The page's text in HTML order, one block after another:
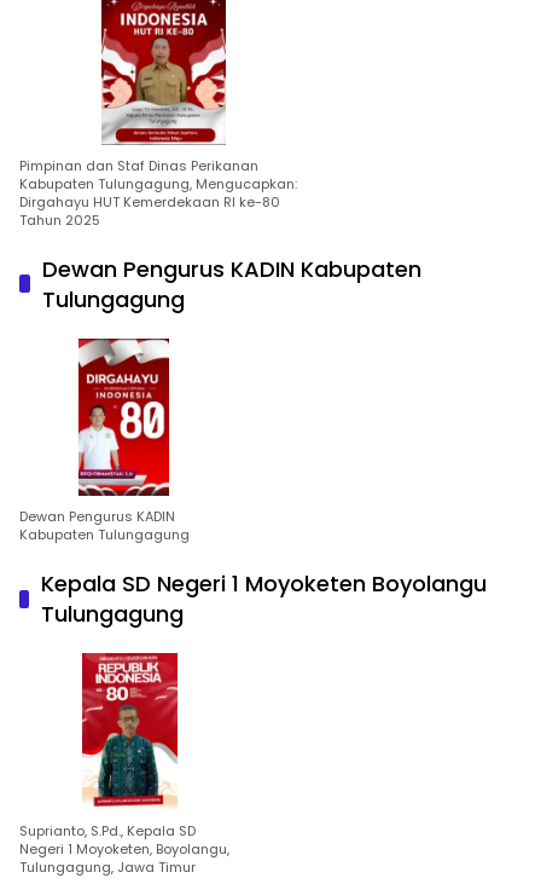
Pimpinan dan Staf Dinas Perikanan
Kabupaten Tulungagung, Mengucapkan:
Dirgahayu HUT Kemerdekaan RI ke-80
Tahun 2025
Dewan Pengurus KADIN Kabupaten
Tulungagung
Dewan Pengurus KADIN
Kabupaten Tulungagung
Kepala SD Negeri 1 Moyoketen Boyolangu
Tulungagung
Suprianto, S.Pd., Kepala SD
Negeri 1 Moyoketen, Boyolangu,
Tulungagung, Jawa Timur